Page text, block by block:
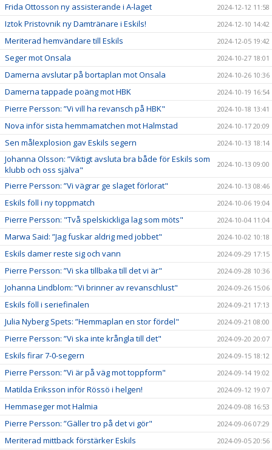
Frida Ottosson ny assisterande i A-laget 2024-12-12 11:58
Iztok Pristovnik ny Damtränare i Eskils! 2024-12-10 14:42
Meriterad hemvändare till Eskils 2024-12-05 19:42
Seger mot Onsala 2024-10-27 18:01
Damerna avslutar på bortaplan mot Onsala 2024-10-26 10:36
Damerna tappade poäng mot HBK 2024-10-19 16:54
Pierre Persson: ”Vi vill ha revansch på HBK" 2024-10-18 13:41
Nova inför sista hemmamatchen mot Halmstad 2024-10-17 20:09
Sen målexplosion gav Eskils segern 2024-10-13 18:14
Johanna Olsson: ”Viktigt avsluta bra både för Eskils som
klubb och oss själva"
2024-10-13 09:00
Pierre Persson: ”Vi vägrar ge slaget förlorat" 2024-10-13 08:46
Eskils föll i ny toppmatch 2024-10-06 19:04
Pierre Persson: "Två spelskickliga lag som möts" 2024-10-04 11:04
Marwa Said: ”Jag fuskar aldrig med jobbet" 2024-10-02 10:18
Eskils damer reste sig och vann 2024-09-29 17:15
Pierre Persson: ”Vi ska tillbaka till det vi är" 2024-09-28 10:36
Johanna Lindblom: ”Vi brinner av revanschlust" 2024-09-26 15:06
Eskils föll i seriefinalen 2024-09-21 17:13
Julia Nyberg Spets: ”Hemmaplan en stor fördel" 2024-09-21 08:00
Pierre Persson: ”Vi ska inte krångla till det" 2024-09-20 20:07
Eskils firar 7-0-segern 2024-09-15 18:12
Pierre Persson: ”Vi är på väg mot toppform" 2024-09-14 19:02
Matilda Eriksson inför Rössö i helgen! 2024-09-12 19:07
Hemmaseger mot Halmia 2024-09-08 16:53
Pierre Persson: ”Gäller tro på det vi gör" 2024-09-06 07:29
Meriterad mittback förstärker Eskils 2024-09-05 20:56